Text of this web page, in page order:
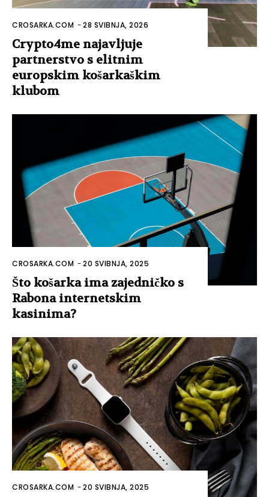
CROSARKA.COM -28 SVIBNJA, 2026
Crypto4me najavljuje
partnerstvo s elitnim
europskim košarkaškim
klubom
CROSARKA.COM -20 SVIBNJA, 2025
Što košarka ima zajedničko s
Rabona internetskim
kasinima?
CROSARKA.COM -20 SVIBNJA, 2025